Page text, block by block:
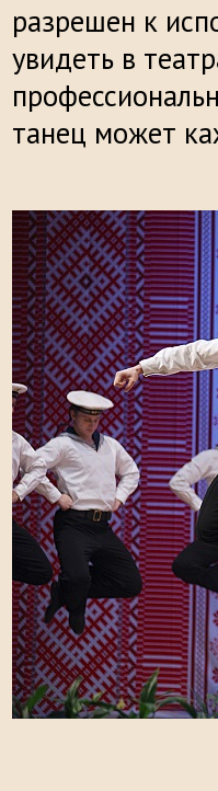
разрешен к
увидеть в
танец может